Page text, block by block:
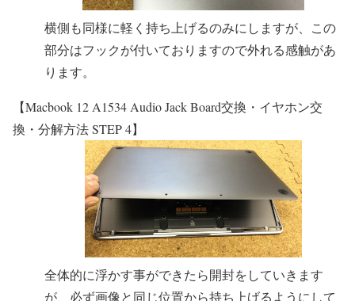
横側も同様に軽く持ち上げるのみにしますが、この
部分はフックが付いておりますので外れる感触があ
ります。
【Macbook 12 A1534 Audio Jack Board交換・イヤホン交
換・分解方法 STEP 4】
全体的に浮かす事ができたら開封をしていきます
が、必ず画像と同じ位置から持ち上げるようにして